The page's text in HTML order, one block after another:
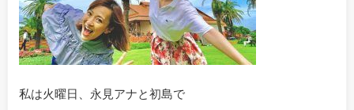
私は火曜日、永見アナと初島で